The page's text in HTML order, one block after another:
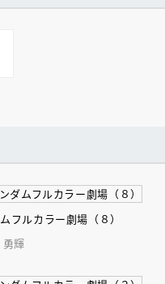
フルカラー劇場（８）
輝